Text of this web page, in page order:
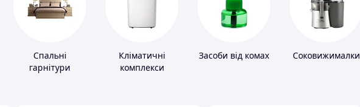
Спальні
гарнітури
Кліматичні
комплекси
Засоби від комах Соковижималки